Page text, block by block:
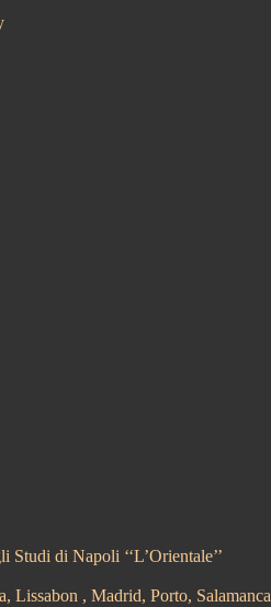
di Napoli ‘‘L’Orientale’’
, Lissabon , Madrid, Porto, Salamanca